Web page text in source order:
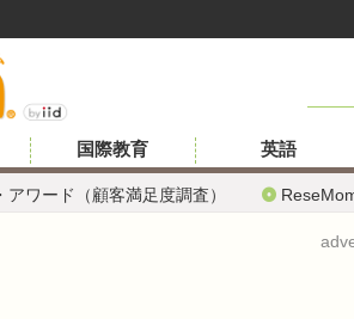
アワード（顧客満足度調査）
国際教育 英語